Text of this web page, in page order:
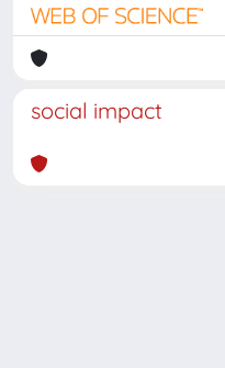
social impact